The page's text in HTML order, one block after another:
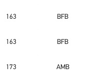
163 BFB
163 BFB
173 AMB